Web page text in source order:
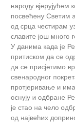
народу вјерујућем
посвећену Светим
од срца честирам
славите још много
У данима када је
притиском да се
да се присјетимо
свенародног
протјеривање и
оснују и одбране
је стао на чело
од највећих